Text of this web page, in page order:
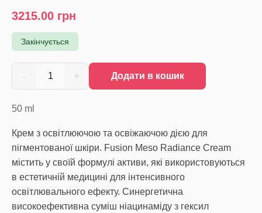
3215.00 грн
Закінчується
- 1 + Додати в кошик
50 ml
Крем з освітлюючою та освіжаючою дією для
пігментованої шкіри. Fusion Meso Radiance Cream
містить у своїй формулі активи, які використовуються
в естетичній медицині для інтенсивного
освітлювального ефекту. Синергетична
високоефективна суміш ніацинаміду з гексил